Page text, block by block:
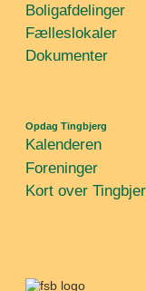
Boligafdelinger
Fælleslokaler
Dokumenter
Opdag Tingbjerg
Kalenderen
Foreninger
Kort over